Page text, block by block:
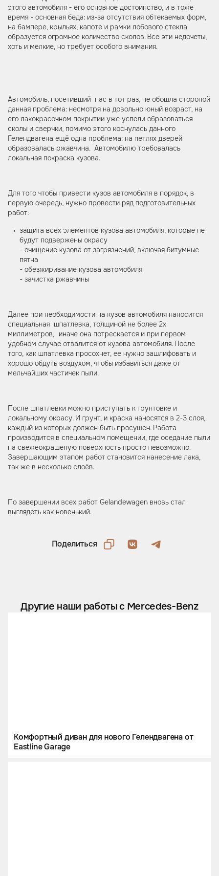
этого автомобиля - его основное достоинство, и в тоже
время - основная беда: из-за отсутствия обтекаемых форм,
на бампере, крыльях, капоте и рамки лобового стекла
образуется огромное количество сколов. Все эти недочеты,
хоть и мелкие, но требует особого внимания.
Автомобиль, посетивший нас в тот раз, не обошла стороной
данная проблема: несмотря на довольно юный возраст, на
его лакокрасочном покрытии уже успели образоваться
сколы и сверчки, помимо этого коснулась данного
Гелендвагена ещё одна проблема: на петлях дверей
образовалась ржавчина. Автомобилю требовалась
локальная покраска кузова.
Для того чтобы привести кузов автомобиля в порядок, в
первую очередь, нужно провести ряд подготовительных
работ:
защита всех элементов кузова автомобиля, которые не
будут подвержены окрасу
- очищение кузова от загрязнений, включая битумные
пятна
- обезжиривание кузова автомобиля
- зачистка ржавчины
Далее при необходимости на кузов автомобиля наносится
специальная шпатлевка, толщиной не более 2х
миллиметров, иначе она потрескается и при первом
удобном случае отвалится от кузова автомобиля. После
того, как шпатлевка просохнет, ее нужно зашлифовать и
хорошо обдуть воздухом, чтобы избавиться даже от
мельчайших частичек пыли.
После шпатлевки можно приступать к грунтовке и
локальному окрасу. И грунт, и краска наносятся в 2-3 слоя,
каждый из которых должен быть просушен. Работа
производится в специальном помещении, где оседание пыли
на свежеокрашеную поверхность просто невозможно.
Завершающим этапом работ становится нанесение лака,
так же в несколько слоёв.
По завершении всех работ Gelandewagen вновь стал
выглядеть как новенький.
Поделиться
Другие наши работы с Mercedes-Benz
Комфортный диван для нового Гелендвагена от
Eastline Garage